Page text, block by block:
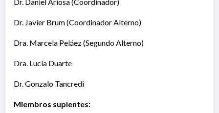
Dr. Daniel Ariosa (Coordinador)
Dr. Javier Brum (Coordinador Alterno)
Dra. Marcela Peláez (Segundo Alterno)
Dra. Lucía Duarte
Dr. Gonzalo Tancredi
Miembros suplentes: